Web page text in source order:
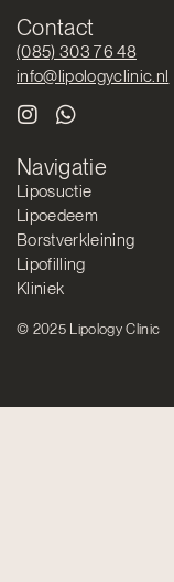
Navigatie
Liposuctie
Lipoedeem
Borstverkleining
Lipofilling
Kliniek
© 2025 Lipology Clinic
Contact
(085) 303 76 48
info@lipologyclinic.nl